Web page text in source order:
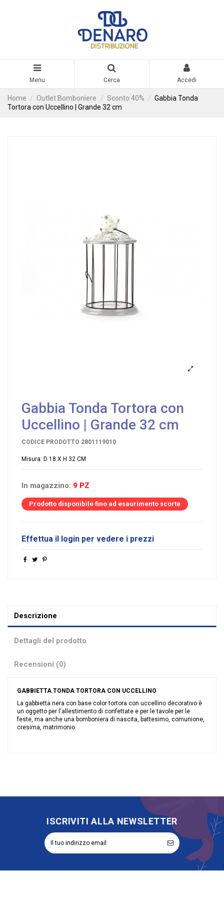
Menu Cerca Accedi
Home Outlet Bomboniere Sconto 40%
Gabbia Tonda
Tortora con Uccellino | Grande 32 cm
Gabbia Tonda Tortora con
Uccellino | Grande 32 cm
CODICE PRODOTTO 2801119010
Misura: D 18 X H 32 CM
In magazzino: 9 PZ
Prodotto disponibile fino ad esaurimento scorte
Effettua il login per vedere i prezzi
Descrizione
Dettagli del prodotto
Recensioni (0)
GABBIETTA TONDA TORTORA CON UCCELLINO
La gabbietta nera con base color tortora con uccellino decorativo è
un oggetto per l'allestimento di confettate e per le tavole per le
feste, ma anche una bomboniera di nascita, battesimo, comunione,
cresima, matrimonio.
ISCRIVITI ALLA NEWSLETTER